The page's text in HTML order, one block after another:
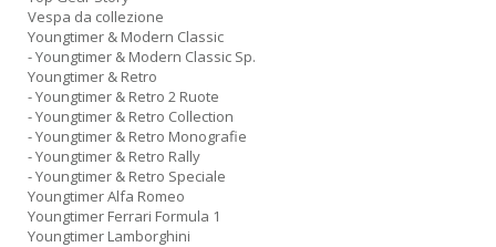
Vespa da collezione
Youngtimer & Modern Classic
- Youngtimer & Modern Classic Sp.
Youngtimer & Retro
- Youngtimer & Retro 2 Ruote
- Youngtimer & Retro Collection
- Youngtimer & Retro Monografie
- Youngtimer & Retro Rally
- Youngtimer & Retro Speciale
Youngtimer Alfa Romeo
Youngtimer Ferrari Formula 1
Youngtimer Lamborghini